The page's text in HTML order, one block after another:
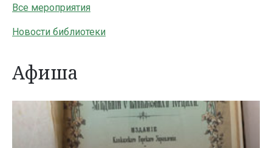
Все мероприятия
Новости библиотеки
Афиша